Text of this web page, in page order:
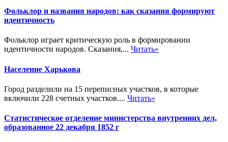
Фольклор и названия народов: как сказания формируют
идентичность
Фольклор играет критическую роль в формировании
идентичности народов. Сказания,... Читать»
Население Харькова
Город разделили на 15 переписных участков, в которые
включили 228 счетных участков.... Читать»
Статистическое отделение министерства внутренних дел,
образованное 22 декабря 1852 г